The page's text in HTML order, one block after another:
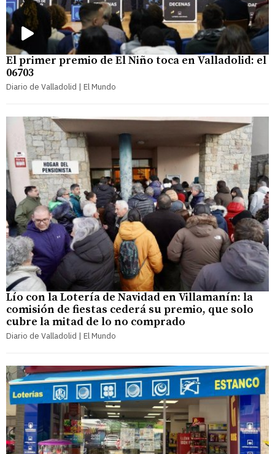
El primer premio de El Niño toca en Valladolid: el
06703
Diario de Valladolid | El Mundo
Lío con la Lotería de Navidad en Villamanín: la
comisión de fiestas cederá su premio, que solo
cubre la mitad de lo no comprado
Diario de Valladolid | El Mundo